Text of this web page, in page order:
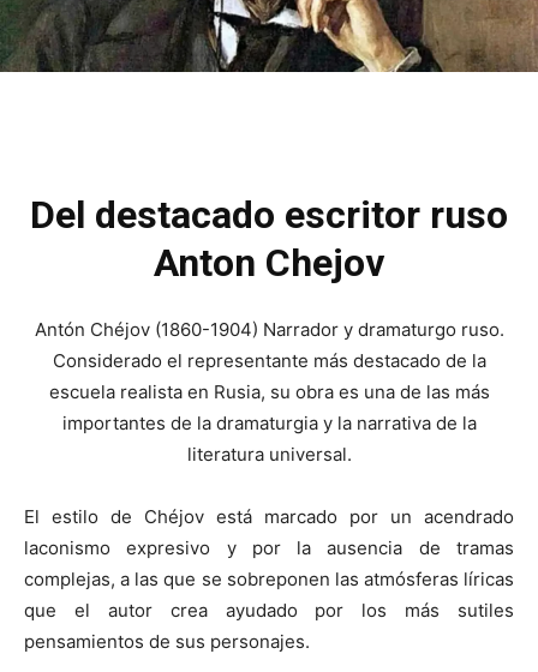
Del destacado escritor ruso
Anton Chejov
Antón Chéjov (1860-1904) Narrador y dramaturgo ruso.
Considerado el representante más destacado de la
escuela realista en Rusia, su obra es una de las más
importantes de la dramaturgia y la narrativa de la
literatura universal.
El estilo de Chéjov está marcado por un acendrado
laconismo expresivo y por la ausencia de tramas
complejas, a las que se sobreponen las atmósferas líricas
que el autor crea ayudado por los más sutiles
pensamientos de sus personajes.